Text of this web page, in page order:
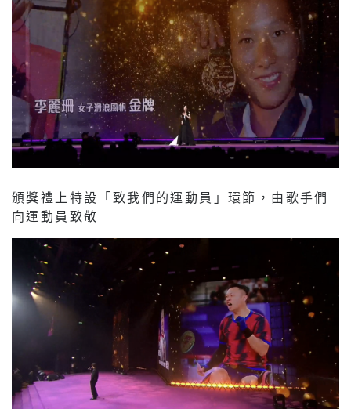
頒獎禮上特設「致我們的運動員」環節，由歌手們
向運動員致敬